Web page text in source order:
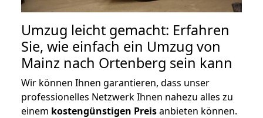
Umzug leicht gemacht: Erfahren
Sie, wie einfach ein Umzug von
Mainz nach Ortenberg sein kann
Wir können Ihnen garantieren, dass unser
professionelles Netzwerk Ihnen nahezu alles zu
einem kostengünstigen Preisanbieten können.